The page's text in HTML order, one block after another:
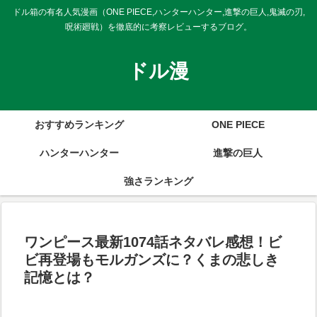
ドル箱の有名人気漫画（ONE PIECE,ハンターハンター,進撃の巨人,鬼滅の刃,
呪術廻戦）を徹底的に考察レビューするブログ。
ドル漫
おすすめランキング ONE PIECE
ハンターハンター 進撃の巨人
強さランキング
ワンピース最新1074話ネタバレ感想！ビ
ビ再登場もモルガンズに？くまの悲しき
記憶とは？